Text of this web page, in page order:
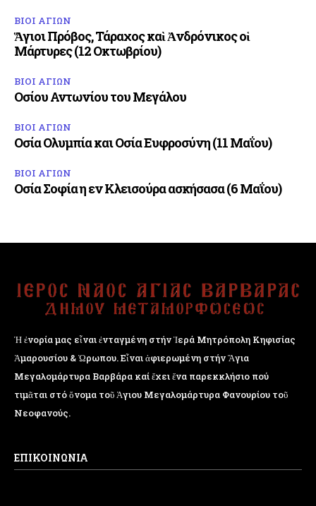
ΒΙΟΙ ΑΓΙΩΝ
Ἅγιοι Πρόβος, Τάραχος καὶ Ἀνδρόνικος οἱ
Μάρτυρες (12 Οκτωβρίου)
ΒΙΟΙ ΑΓΙΩΝ
Οσίου Αντωνίου του Μεγάλου
ΒΙΟΙ ΑΓΙΩΝ
Οσία Ολυμπία και Οσία Ευφροσύνη (11 Μαΐου)
ΒΙΟΙ ΑΓΙΩΝ
Οσία Σοφία η εν Κλεισούρα ασκήσασα (6 Μαΐου)
Ἡ ἐνορία μας εἶναι ἐνταγμένη στήν Ἱερά Μητρόπολη Κηφισίας
Ἁμαρουσίου & Ὠρωπου. Εἶναι ἀφιερωμένη στήν Ἅγια
Μεγαλομάρτυρα Βαρβάρα καί ἔχει ἕνα παρεκκλήσιο πού
τιμᾶται στό ὄνομα τοῦ Ἁγιου Μεγαλομάρτυρα Φανουρίου τοῦ
Νεοφανούς.
ΕΠΙΚΟΙΝΩΝΙΑ